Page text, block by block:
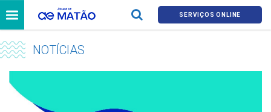
SERVIÇOS ONLINE
NOTÍCIAS